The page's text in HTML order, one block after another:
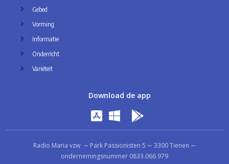
Gebed
Vorming
Informatie
Onderricht
Variëteit
Download de app
Radio Maria vzw ∼ Park Passionisten 5 ∼ 3300 Tienen ∼
ondernemingsnummer 0833.066.979